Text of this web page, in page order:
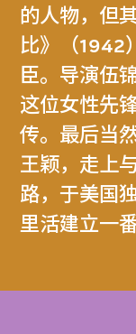
的人物，但
比》（1942
臣。导演伍
这位女性先
传。最后当
王颖，走上
路，于美国
里活建立一